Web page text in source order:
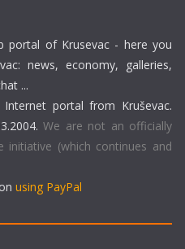
portal of Krusevac - here you
news, economy, galleries,
...
portal from Kruševac.
We are not an officially
(which continues and
using PayPal